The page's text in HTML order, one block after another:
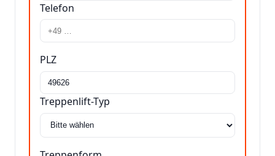
Telefon
PLZ
Treppenlift-Typ